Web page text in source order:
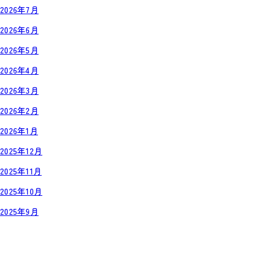
2026年7月
2026年6月
2026年5月
2026年4月
2026年3月
2026年2月
2026年1月
2025年12月
2025年11月
2025年10月
2025年9月